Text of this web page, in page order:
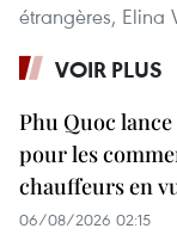
étrangères, Elina
VOIR PLUS
Phu Quoc
pour les
chauffeurs en
06/08/2026 02:15